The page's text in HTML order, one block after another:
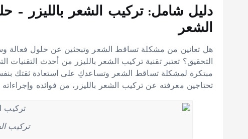
دليل شامل: تركيب الشعر بالليزر –
الشعر
هل تعانين من مشكلة تساقط الشعر وتبحثين عن حلول فعالة
التحقيق؟ تعتبر تقنية تركيب الشعر بالليزر من أحدث
مبتكرة لمشكلة تساقط الشعر وتساعدكِ على استعادة ثقتك
تحتاجين معرفته عن تركيب الشعر بالليزر، من فوائده وإجراءاته
تركيب